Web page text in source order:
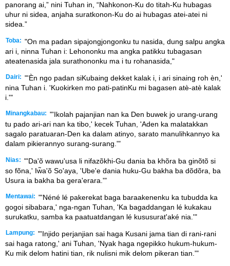
panorang ai,” nini Tuhan in, “Nahkonon-Ku do titah-Ku hubagas
uhur ni sidea, anjaha suratkonon-Ku do ai hubagas atei-atei ni
sidea.”
Toba: "On ma padan sipajongjongonku tu nasida, dung salpu angka
ari i, ninna Tuhan i: Lehononku ma angka patikku tubagasan
ateatenasida jala surathononku ma i tu rohanasida,"
Dairi: "'Èn ngo padan siKubaing dekket kalak i, i ari sinaing roh èn,'
nina Tuhan i. 'Kuokirken mo pati-patinKu mi bagasen atè-atè kalak
i.'"
Minangkabau: "'Ikolah pajanjian nan ka Den buwek jo urang-urang
tu pado ari-ari nan ka tibo,' kecek Tuhan, 'Aden ka malatakkan
sagalo paratuaran-Den ka dalam atinyo, sarato manulihkannyo ka
dalam pikierannyo surang-surang.'"
Nias: "'Da'õ wawu'usa li nifazõkhi-Gu dania ba khõra ba ginõtõ si
so fõna,' Iw̃a'õ So'aya, 'Ube'e dania huku-Gu bakha ba dõdõra, ba
Usura ia bakha ba gera'erara.'"
Mentawai: "'Néné lé pakerekat baga baraakenenku ka tubudda ka
gogoi sibabara,' nga-ngan Tuhan, 'Ka bagaddangan lé kukakau
surukatku, samba ka paatuatdangan lé kususurat'aké nia.'"
Lampung: "'Injido perjanjian sai haga Kusani jama tian di rani-rani
sai haga ratong,' ani Tuhan, 'Nyak haga ngepikko hukum-hukum-
Ku mik delom hatini tian, rik nulisni mik delom pikeran tian.'"